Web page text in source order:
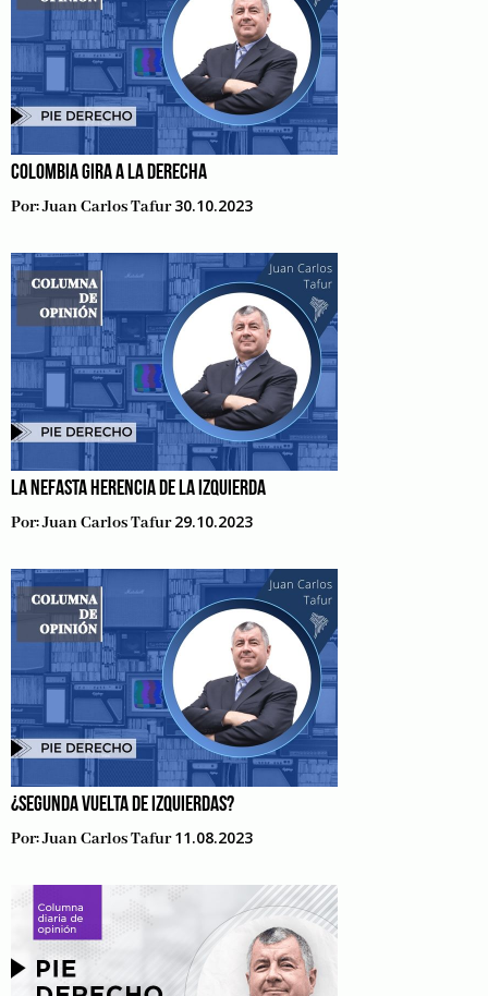
COLOMBIA GIRA A LA DERECHA
Por:Juan Carlos Tafur 30.10.2023
LA NEFASTA HERENCIA DE LA IZQUIERDA
Por:Juan Carlos Tafur 29.10.2023
¿SEGUNDA VUELTA DE IZQUIERDAS?
Por:Juan Carlos Tafur 11.08.2023